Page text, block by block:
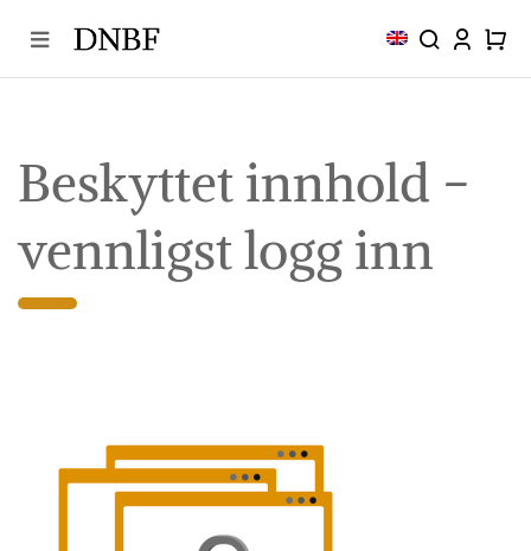
content
Beskyttet innhold −
vennligst logg inn